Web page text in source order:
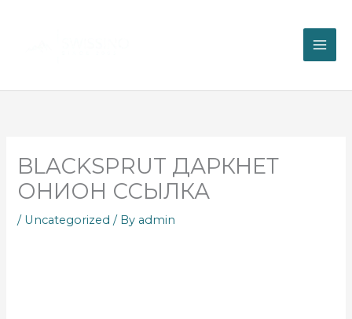
BLACKSPRUT ДАРКНЕТ
ОНИОН ССЫЛКА
/ Uncategorized / By admin